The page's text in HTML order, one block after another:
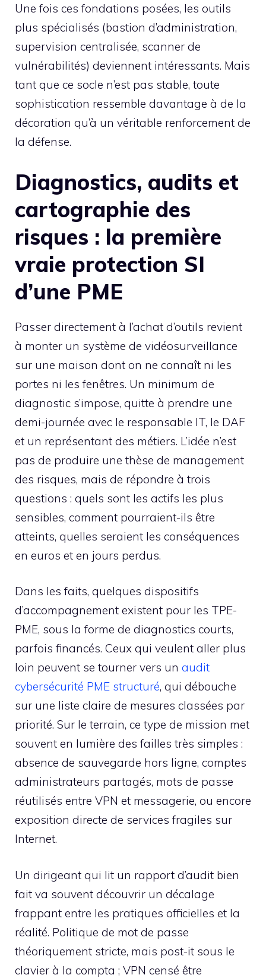
Une fois ces fondations posées, les outils
plus spécialisés (bastion d’administration,
supervision centralisée, scanner de
vulnérabilités) deviennent intéressants. Mais
tant que ce socle n’est pas stable, toute
sophistication ressemble davantage à de la
décoration qu’à un véritable renforcement de
la défense.
Diagnostics, audits et
cartographie des
risques : la première
vraie protection SI
d’une PME
Passer directement à l’achat d’outils revient
à monter un système de vidéosurveillance
sur une maison dont on ne connaît ni les
portes ni les fenêtres. Un minimum de
diagnostic s’impose, quitte à prendre une
demi-journée avec le responsable IT, le DAF
et un représentant des métiers. L’idée n’est
pas de produire une thèse de management
des risques, mais de répondre à trois
questions : quels sont les actifs les plus
sensibles, comment pourraient-ils être
atteints, quelles seraient les conséquences
en euros et en jours perdus.
Dans les faits, quelques dispositifs
d’accompagnement existent pour les TPE-
PME, sous la forme de diagnostics courts,
parfois financés. Ceux qui veulent aller plus
loin peuvent se tourner vers un audit
cybersécurité PME structuré, qui débouche
sur une liste claire de mesures classées par
priorité. Sur le terrain, ce type de mission met
souvent en lumière des failles très simples :
absence de sauvegarde hors ligne, comptes
administrateurs partagés, mots de passe
réutilisés entre VPN et messagerie, ou encore
exposition directe de services fragiles sur
Internet.
Un dirigeant qui lit un rapport d’audit bien
fait va souvent découvrir un décalage
frappant entre les pratiques officielles et la
réalité. Politique de mot de passe
théoriquement stricte, mais post-it sous le
clavier à la compta ; VPN censé être